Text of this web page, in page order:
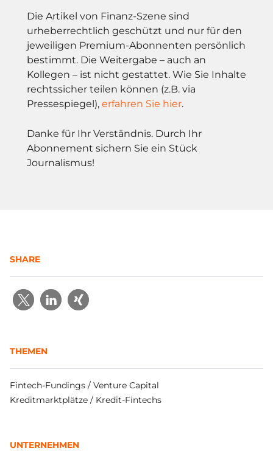
Die Artikel von Finanz-Szene sind
urheberrechtlich geschützt und nur für den
jeweiligen Premium-Abonnenten persönlich
bestimmt. Die Weitergabe – auch an
Kollegen – ist nicht gestattet. Wie Sie Inhalte
rechtssicher teilen können (z.B. via
Pressespiegel), erfahren Sie hier.
Danke für Ihr Verständnis. Durch Ihr
Abonnement sichern Sie ein Stück
Journalismus!
SHARE
THEMEN
Fintech-Fundings / Venture Capital
Kreditmarktplätze / Kredit-Fintechs
UNTERNEHMEN